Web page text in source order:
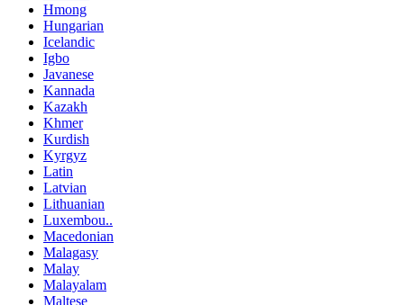
Hmong
Hungarian
Icelandic
Igbo
Javanese
Kannada
Kazakh
Khmer
Kurdish
Kyrgyz
Latin
Latvian
Lithuanian
Luxembou..
Macedonian
Malagasy
Malay
Malayalam
Maltese